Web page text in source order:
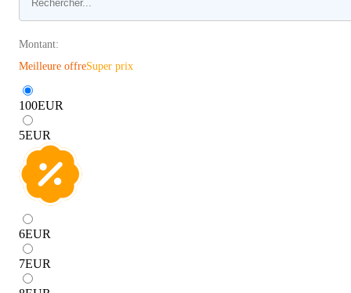
Montant:
Meilleure offreSuper prix
100EUR
5EUR
6EUR
7EUR